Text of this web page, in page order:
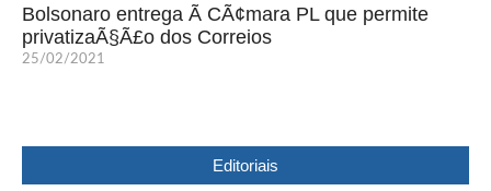
Bolsonaro entrega Ã CÃ¢mara PL que permite
privatizaÃ§Ã£o dos Correios
25/02/2021
Editoriais